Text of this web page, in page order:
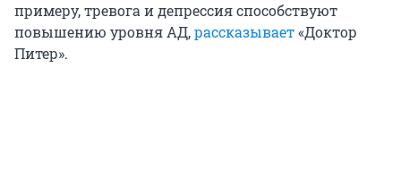
примеру, тревога и депрессия способствуют
повышению уровня АД,рассказывает«Доктор
Питер».